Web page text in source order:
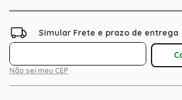
Não sei meu CEP